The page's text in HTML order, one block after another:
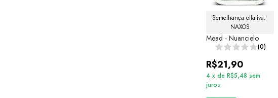
Semelhança olfativa:
NAXOS
Mead - Nuancielo
(0)
R$21,90
4 x de R$5,48 sem
juros